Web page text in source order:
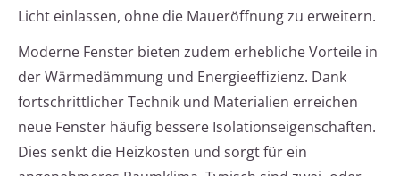
Licht einlassen, ohne die Maueröffnung zu erweitern.
Moderne Fenster bieten zudem erhebliche Vorteile in
der Wärmedämmung und Energieeffizienz. Dank
fortschrittlicher Technik und Materialien erreichen
neue Fenster häufig bessere Isolationseigenschaften.
Dies senkt die Heizkosten und sorgt für ein